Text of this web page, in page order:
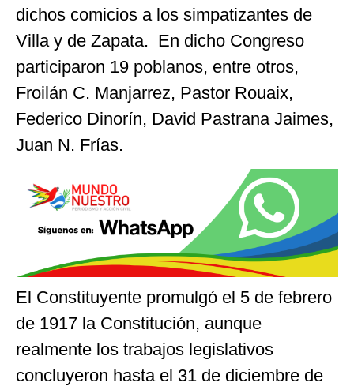
dichos comicios a los simpatizantes de
Villa y de Zapata. En dicho Congreso
participaron 19 poblanos, entre otros,
Froilán C. Manjarrez, Pastor Rouaix,
Federico Dinorín, David Pastrana Jaimes,
Juan N. Frías.
El Constituyente promulgó el 5 de febrero
de 1917 la Constitución, aunque
realmente los trabajos legislativos
concluyeron hasta el 31 de diciembre de